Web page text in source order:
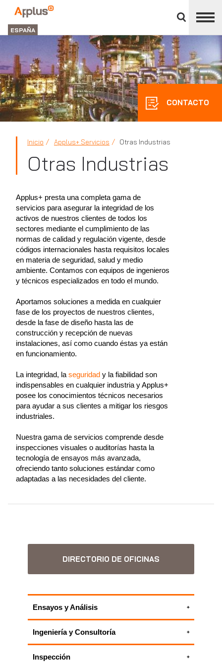
panel
Applus+
GROUP
ESPAÑA
CONTACTO
Inicio Applus+ Servicios Otras Industrias
Otras Industrias
Applus+ presta una completa gama de
servicios para asegurar la integridad de los
activos de nuestros clientes de todos los
sectores mediante el cumplimiento de las
normas de calidad y regulación vigente, desde
códigos internacionales hasta requisitos locales
en materia de seguridad, salud y medio
ambiente. Contamos con equipos de ingenieros
y técnicos especializados en todo el mundo.
Aportamos soluciones a medida en cualquier
fase de los proyectos de nuestros clientes,
desde la fase de diseño hasta las de
construcción y recepción de nuevas
instalaciones, así como cuando éstas ya están
en funcionamiento.
La integridad, la seguridad y la fiabilidad son
indispensables en cualquier industria y Applus+
posee los conocimientos técnicos necesarios
para ayudar a sus clientes a mitigar los riesgos
industriales.
Nuestra gama de servicios comprende desde
inspecciones visuales o auditorías hasta la
tecnología de ensayos más avanzada,
ofreciendo tanto soluciones estándar como
adaptadas a las necesidades del cliente.
DIRECTORIO DE OFICINAS
Ensayos y Análisis
Ensayos eléctricos
Inspección de instalaciones eléctricas
Inspecciones medioambientales
Inspecciones visuales
Ingeniería y Consultoría
Análisis cuantitativo de riesgos (ACR)
Análisis de capas de protección
Inspección